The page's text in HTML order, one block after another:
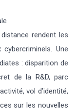
rendent les
Une
: disparition de
de la R&D, parc
vol d’identité,
sur les nouvelles